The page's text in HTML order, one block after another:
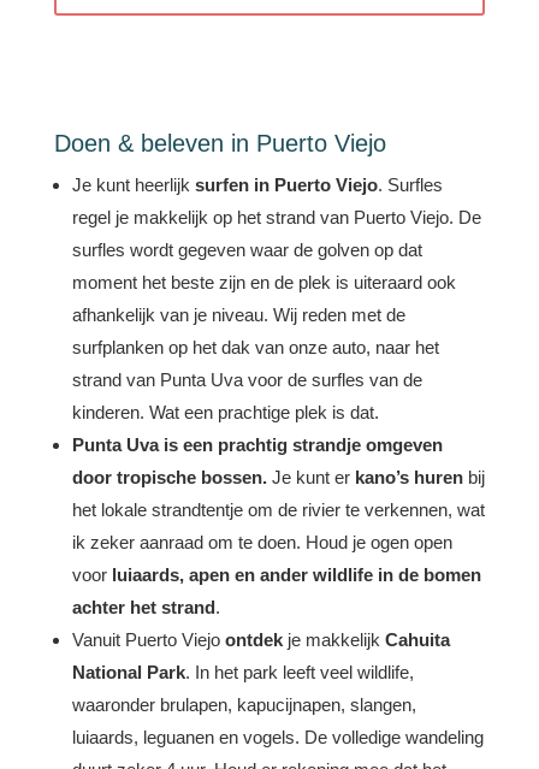
Doen & beleven in Puerto Viejo
Je kunt heerlijk surfen in Puerto Viejo. Surfles
regel je makkelijk op het strand van Puerto Viejo. De
surfles wordt gegeven waar de golven op dat
moment het beste zijn en de plek is uiteraard ook
afhankelijk van je niveau. Wij reden met de
surfplanken op het dak van onze auto, naar het
strand van Punta Uva voor de surfles van de
kinderen. Wat een prachtige plek is dat.
Punta Uva is een prachtig strandje omgeven
door tropische bossen.Je kunt er kano’s hurenbij
het lokale strandtentje om de rivier te verkennen, wat
ik zeker aanraad om te doen. Houd je ogen open
voor luiaards, apen en ander wildlife in de bomen
achter het strand.
Vanuit Puerto Viejo ontdekje makkelijk Cahuita
National Park. In het park leeft veel wildlife,
waaronder brulapen, kapucijnapen, slangen,
luiaards, leguanen en vogels. De volledige wandeling